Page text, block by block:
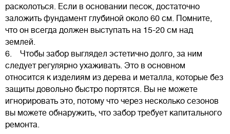
расколоться. Если в основании песок, достаточно
заложить фундамент глубиной около 60 см. Помните,
что он всегда должен выступать на 15-20 см над
землей.
6. Чтобы забор выглядел эстетично долго, за ним
следует регулярно ухаживать. Это в основном
относится к изделиям из дерева и металла, которые без
защиты довольно быстро портятся. Вы не можете
игнорировать это, потому что через несколько сезонов
вы можете обнаружить, что забор требует капитального
ремонта.